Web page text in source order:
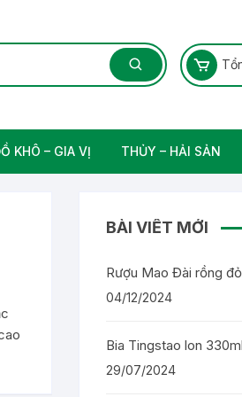
KHÔ – GIA VỊ THỦY – HẢI SẢN
BÀI VIẾT MỚI
Rượu Mao Đài rồng
04/12/2024
Bia Tingstao lon
29/07/2024